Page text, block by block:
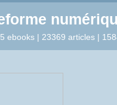
ebooks | 23369 articles |